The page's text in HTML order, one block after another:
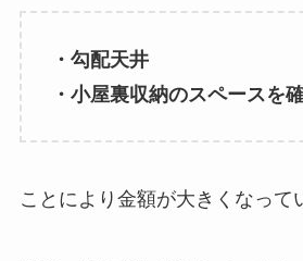
・勾配天井
・小屋裏収納のスペースを
ことにより金額が大きくなって